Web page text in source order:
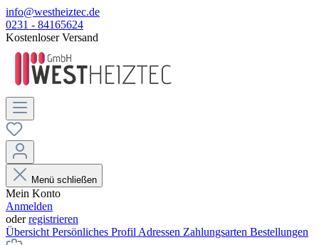
info@westheiztec.de
0231 - 84165624
Kostenloser Versand
Menü schließen
Mein Konto
Anmelden
oderregistrieren
Übersicht Persönliches Profil Adressen Zahlungsarten Bestellungen